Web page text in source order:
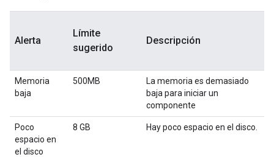
Alerta
Límite
sugerido
Descripción
Memoria
baja
500MB
La memoria es demasiado
baja para iniciar un
componente
Poco
espacio en
el disco
8 GB Hay poco espacio en el disco.